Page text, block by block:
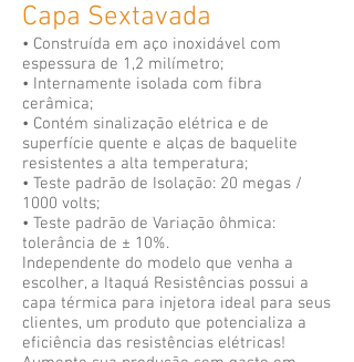
Capa Sextavada
• Construída em aço inoxidável com
espessura de 1,2 milímetro;
• Internamente isolada com fibra
cerâmica;
• Contém sinalização elétrica e de
superfície quente e alças de baquelite
resistentes a alta temperatura;
• Teste padrão de Isolação: 20 megas /
1000 volts;
• Teste padrão de Variação ôhmica:
tolerância de ± 10%.
Independente do modelo que venha a
escolher, a Itaquá Resistências possui a
capa térmica para injetora ideal para seus
clientes, um produto que potencializa a
eficiência das resistências elétricas!